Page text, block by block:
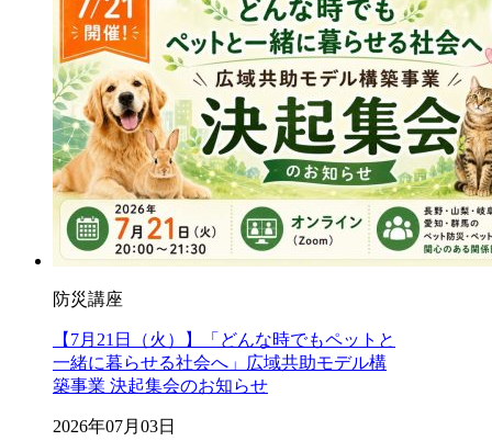
防災講座
【7月21日（火）】「どんな時でもペットと
一緒に暮らせる社会へ」広域共助モデル構
築事業 決起集会のお知らせ
2026年07月03日